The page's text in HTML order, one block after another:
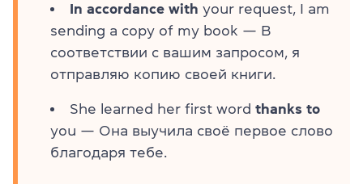
In accordance with your request, I am
sending a copy of my book — В
соответствии с вашим запросом, я
отправляю копию своей книги.
She learned her first word thanks to
you — Она выучила своё первое слово
благодаря тебе.